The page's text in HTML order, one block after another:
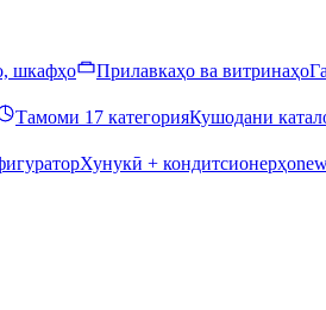
шкафҳо Прилавкаҳо ва витринаҳо
Тамоми 17 категорияКушодани
Хунукӣ + кондитсионерҳо